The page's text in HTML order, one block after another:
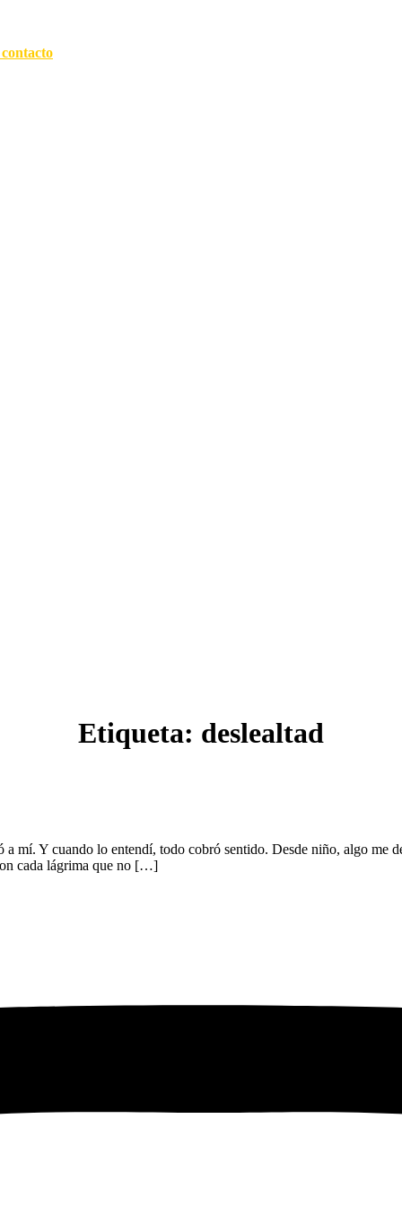
Etiqueta: deslealtad
mí. Y cuando lo entendí, todo cobró sentido. Desde niño, algo me
cada lágrima que no […]